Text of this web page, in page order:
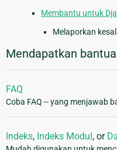
Membantu untuk
Melaporkan
Mendapatkan
FAQ
Coba FAQ -- yang menjawab
Indeks, Indeks Modul, or